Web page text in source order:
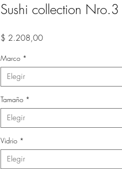
Sushi collection Nro.3
$ 2.208,00Precio
Marco *
Elegir
Tamaño *
Elegir
Vidrio *
Elegir